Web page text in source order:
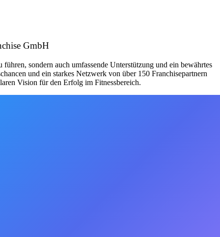
GmbH
sondern auch umfassende Unterstützung und ein bewährtes
und ein starkes Netzwerk von über 150 Franchisepartnern
Vision für den Erfolg im Fitnessbereich.